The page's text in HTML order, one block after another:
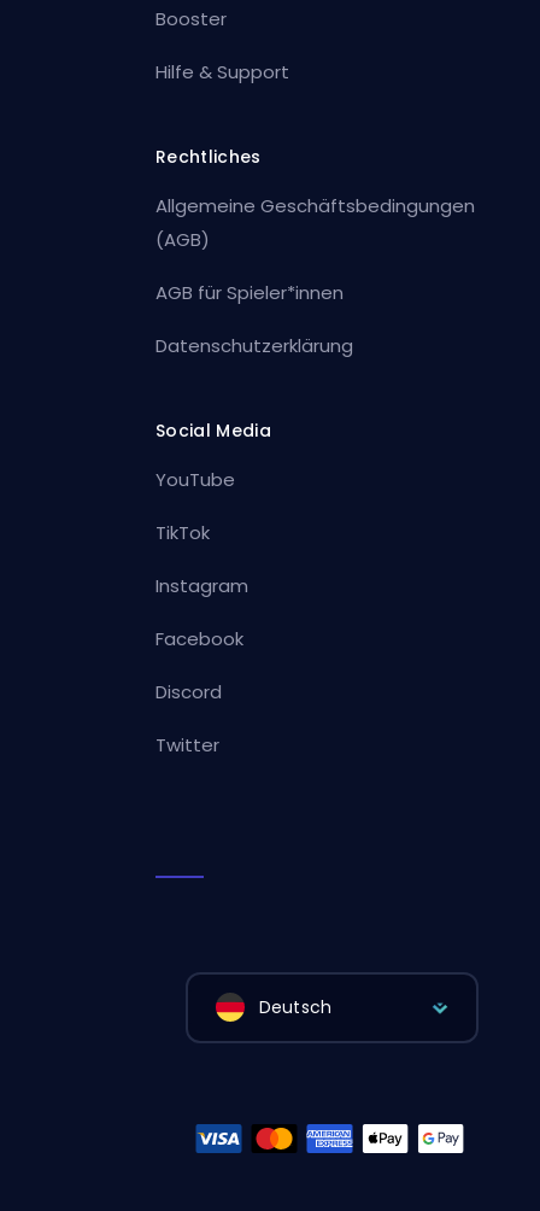
Booster
Hilfe & Support
Rechtliches
Allgemeine Geschäftsbedingungen
(AGB)
AGB für Spieler*innen
Datenschutzerklärung
Social Media
YouTube
TikTok
Instagram
Facebook
Discord
Twitter
Deutsch